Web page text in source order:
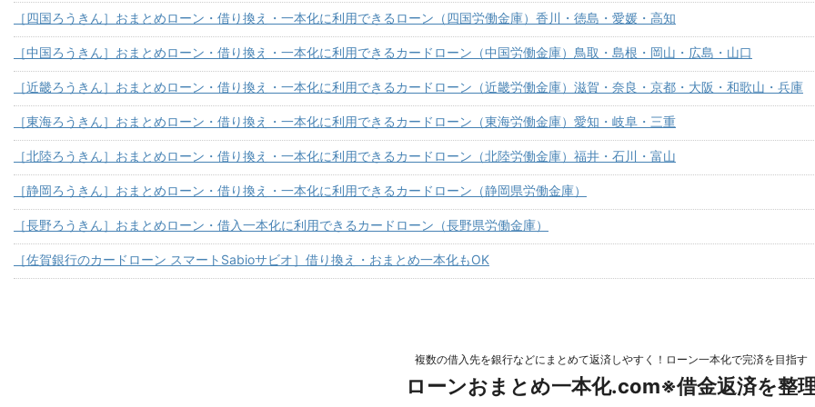
［四国ろうきん］おまとめローン・借り換え・一本化に利用できるローン（四国労働金庫）香川・徳島・愛媛・高知
［中国ろうきん］おまとめローン・借り換え・一本化に利用できるカードローン（中国労働金庫）鳥取・島根・岡山・広島・山口
［近畿ろうきん］おまとめローン・借り換え・一本化に利用できるカードローン（近畿労働金庫）滋賀・奈良・京都・大阪・和歌山・兵庫
［東海ろうきん］おまとめローン・借り換え・一本化に利用できるカードローン（東海労働金庫）愛知・岐阜・三重
［北陸ろうきん］おまとめローン・借り換え・一本化に利用できるカードローン（北陸労働金庫）福井・石川・富山
［静岡ろうきん］おまとめローン・借り換え・一本化に利用できるカードローン（静岡県労働金庫）
［長野ろうきん］おまとめローン・借入一本化に利用できるカードローン（長野県労働金庫）
［佐賀銀行のカードローン スマートSabioサビオ］借り換え・おまとめ一本化もOK
複数の借入先を銀行などにまとめて返済しやすく！ローン一本化で完済を目指す
ローンおまとめ一本化.com※借金返済を整